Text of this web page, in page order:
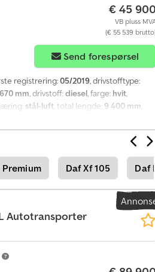
€ 45 900
VB pluss
(€ 55 539
Send forespørsel
registrering:05/2019, drivstofftype:
mm, drivstoff:diesel, farge: hvit,
stål-luft, total lengde: 9 400 mm,
antispinnsystem, cruise control,
Daf Xf 105 Daf
Autotransporter